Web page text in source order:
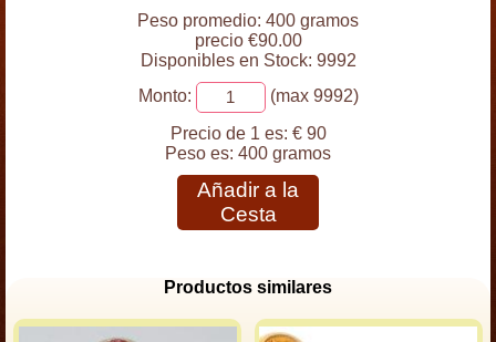
Peso promedio: 400 gramos
precio €90.00
Disponibles en Stock: 9992
Monto:
(max 9992)
Precio de 1 es: € 90
Peso es: 400 gramos
Añadir a la
Cesta
Productos similares